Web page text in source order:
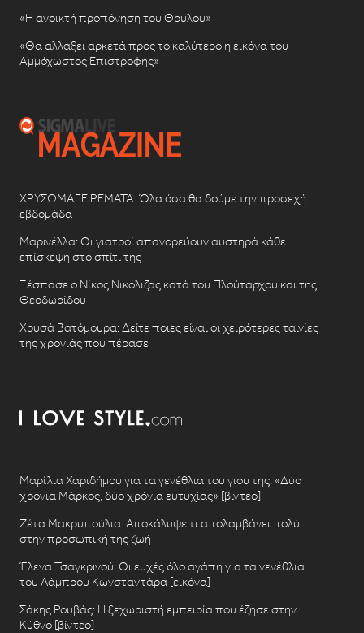
«Η ανοικτή προπόνηση του Θρύλου»
«Θα αλλάξει αρκετά προς το καλύτερο η εικόνα του
Αμμόχωστος Επιστροφής»
ΧΡΥΣΩΜΑΓΕΙΡΕΜΑΤΑ: Όλα όσα θα δούμε την προσεχή
εβδομάδα
Μαρινέλλα: Οι γιατροί απαγορεύουν αυστηρά κάθε
επίσκεψη στο σπίτι της
Ξέσπασε ο Νίκος Νικόλιζας κατά του Πλούταρχου και της
Θεοδωρίδου
Χρυσά Βατόμουρα: Δείτε ποιες είναι οι χειρότερες ταινίες
της χρονιάς που πέρασε
Μαρίλια Χαριδήμου για τα γενέθλια του γιου της: «Δύο
χρόνια Μάρκος, δύο χρόνια ευτυχίας» [βίντεο]
Ζέτα Μακρυπούλια: Αποκάλυψε τι απολαμβάνει πολύ
στην προσωπική της ζωή
Έλενα Τσαγκρινού: Οι ευχές όλο αγάπη για τα γενέθλια
του Λάμπρου Κωνσταντάρα [εικόνα]
Σάκης Ρουβάς: Η ξεχωριστή εμπειρία που έζησε στην
Κύθνο [βίντεο]